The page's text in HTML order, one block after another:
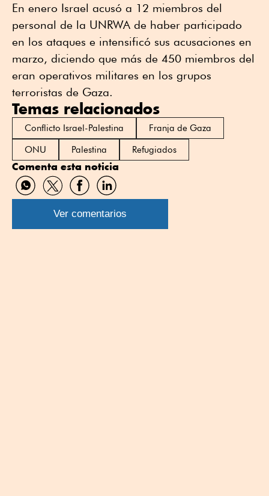
En enero Israel acusó a 12 miembros del
personal de la UNRWA de haber participado
en los ataques e intensificó sus acusaciones en
marzo, diciendo que más de 450 miembros del
eran operativos militares en los grupos
terroristas de Gaza.
Temas relacionados
Conflicto Israel-Palestina
Franja de Gaza
ONU
Palestina Refugiados
Comenta esta noticia
Compartir
por
WhatsApp
Compartir
por
Twitter
Compartir
por
Facebook
Compartir
por
Linkedin
Ver comentarios